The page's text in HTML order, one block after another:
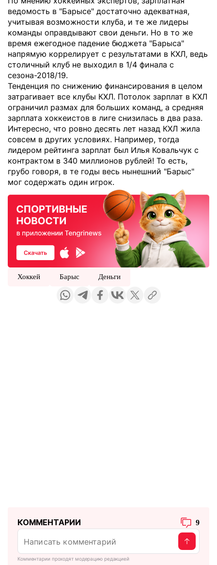
ведомость в "Барысе" достаточно адекватная,
учитывая возможности клуба, и те же лидеры
команды оправдывают свои деньги. Но в то же
время ежегодное падение бюджета "Барыса"
напрямую коррелирует с результатами в КХЛ, ведь
столичный клуб не выходил в 1/4 финала с
сезона-2018/19.
Тенденция по снижению финансирования в целом
затрагивает все клубы КХЛ. Потолок зарплат в КХЛ
ограничил размах для больших команд, а средняя
зарплата хоккеистов в лиге снизилась в два раза.
Интересно, что ровно десять лет назад КХЛ жила
совсем в других условиях. Например, тогда
лидером рейтинга зарплат был Илья Ковальчук с
контрактом в 340 миллионов рублей! То есть,
грубо говоря, в те годы весь нынешний "Барыс"
мог содержать один игрок.
Хоккей Барыс Деньги
КОММЕНТАРИИ 9
Комментарии проходят модерацию редакцией